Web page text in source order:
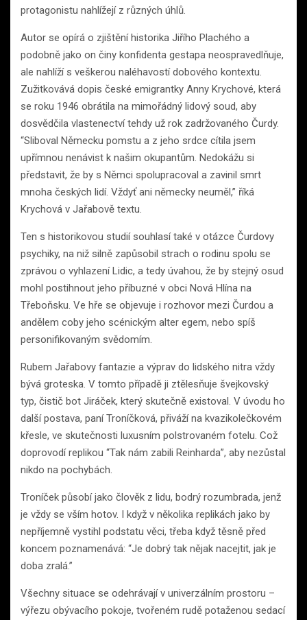
protagonistu nahlížejí z různých úhlů.
Autor se opírá o zjištění historika Jiřího Plachého a
podobně jako on činy konfidenta gestapa neospravedlňuje,
ale nahlíží s veškerou naléhavostí dobového kontextu.
Zužitkovává dopis české emigrantky Anny Krychové, která
se roku 1946 obrátila na mimořádný lidový soud, aby
dosvědčila vlastenectví tehdy už rok zadržovaného Čurdy.
“Sliboval Německu pomstu a z jeho srdce cítila jsem
upřímnou nenávist k našim okupantům. Nedokážu si
představit, že by s Němci spolupracoval a zavinil smrt
mnoha českých lidí. Vždyť ani německy neuměl,” říká
Krychová v Jařabově textu.
Ten s historikovou studií souhlasí také v otázce Čurdovy
psychiky, na niž silně zapůsobil strach o rodinu spolu se
zprávou o vyhlazení Lidic, a tedy úvahou, že by stejný osud
mohl postihnout jeho příbuzné v obci Nová Hlína na
Třeboňsku. Ve hře se objevuje i rozhovor mezi Čurdou a
andělem coby jeho scénickým alter egem, nebo spíš
personifikovaným svědomím.
Rubem Jařabovy fantazie a výprav do lidského nitra vždy
bývá groteska. V tomto případě ji ztělesňuje švejkovský
typ, čistič bot Jiráček, který skutečně existoval. V úvodu ho
další postava, paní Troníčková, přiváží na kvazikolečkovém
křesle, ve skutečnosti luxusním polstrovaném fotelu. Což
doprovodí replikou “Tak nám zabili Reinharda”, aby nezůstal
nikdo na pochybách.
Troníček působí jako člověk z lidu, bodrý rozumbrada, jenž
je vždy se vším hotov. I když v několika replikách jako by
nepříjemně vystihl podstatu věci, třeba když těsně před
koncem poznamenává: “Je dobrý tak nějak nacejtit, jak je
doba zralá.”
Všechny situace se odehrávají v univerzálním prostoru –
výřezu obývacího pokoje, tvořeném rudě potaženou sedací